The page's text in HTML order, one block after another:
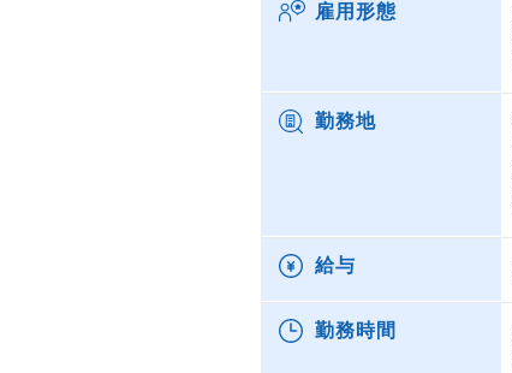
雇用形態
勤務地
給与
勤務時間